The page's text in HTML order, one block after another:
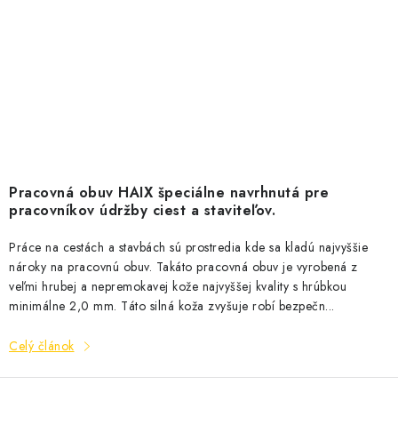
Pracovná obuv HAIX špeciálne navrhnutá pre
pracovníkov údržby ciest a staviteľov.
Práce na cestách a stavbách sú prostredia kde sa kladú najvyššie
nároky na pracovnú obuv. Takáto pracovná obuv je vyrobená z
veľmi hrubej a nepremokavej kože najvyššej kvality s hrúbkou
minimálne 2,0 mm. Táto silná koža zvyšuje robí bezpečn...
Celý článok